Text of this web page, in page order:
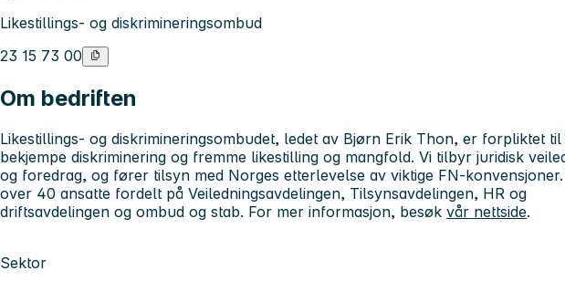
Likestillings- og diskrimineringsombud
23 15 73 00
Om bedriften
Likestillings- og diskrimineringsombudet, ledet av Bjørn Erik Thon, er forpliktet til
bekjempe diskriminering og fremme likestilling og mangfold. Vi tilbyr juridisk
og foredrag, og fører tilsyn med Norges etterlevelse av viktige FN-
over 40 ansatte fordelt på Veiledningsavdelingen, Tilsynsavdelingen, HR og
driftsavdelingen og ombud og stab. For mer informasjon, besøk vår nettside.
Sektor